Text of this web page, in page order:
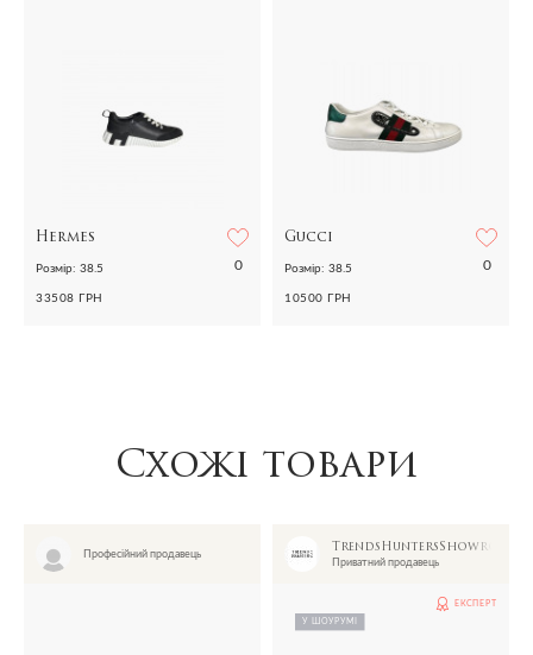
Hermes
0
Розмір: 38.5
33508 ГРН
Gucci
0
Розмір: 38.5
10500 ГРН
Схожі товари
Професійний продавець TrendsHuntersShowroom
Приватний продавець
У ШОУРУМІ
ЕКСПЕРТ